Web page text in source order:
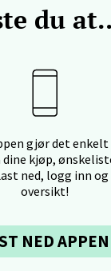
du
gjør det enkelt
dine kjøp,
ned, logg inn
oversikt!
NED APPEN
Moa